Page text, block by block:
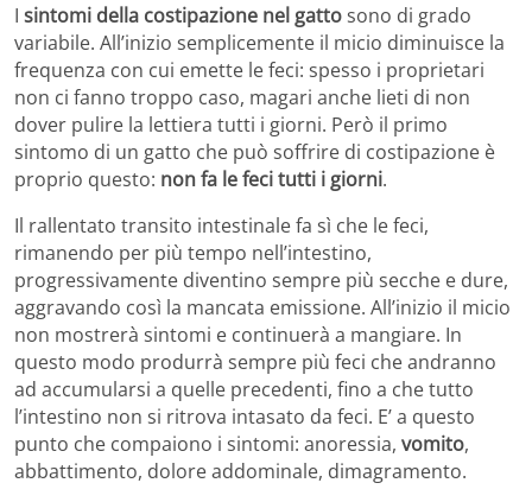
I sintomi della costipazione nel gattosono di grado
variabile. All’inizio semplicemente il micio diminuisce la
frequenza con cui emette le feci: spesso i proprietari
non ci fanno troppo caso, magari anche lieti di non
dover pulire la lettiera tutti i giorni. Però il primo
sintomo di un gatto che può soffrire di costipazione è
proprio questo: non fa le feci tutti i giorni.
Il rallentato transito intestinale fa sì che le feci,
rimanendo per più tempo nell’intestino,
progressivamente diventino sempre più secche e dure,
aggravando così la mancata emissione. All’inizio il micio
non mostrerà sintomi e continuerà a mangiare. In
questo modo produrrà sempre più feci che andranno
ad accumularsi a quelle precedenti, fino a che tutto
l’intestino non si ritrova intasato da feci. E’ a questo
punto che compaiono i sintomi: anoressia, vomito,
abbattimento, dolore addominale, dimagramento.